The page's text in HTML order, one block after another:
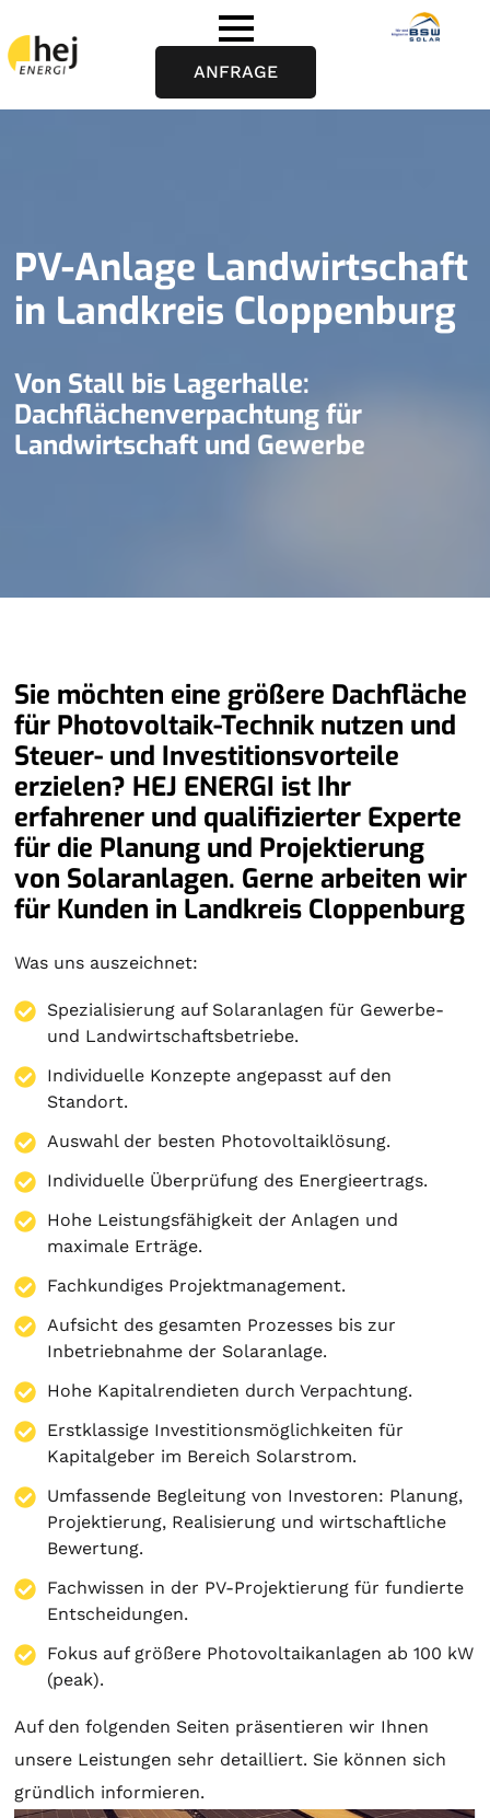
ANFRAGE
PV-Anlage Landwirtschaft
in Landkreis Cloppenburg
Von Stall bis Lagerhalle:
Dachflächenverpachtung für
Landwirtschaft und Gewerbe
Sie möchten eine größere Dachfläche
für Photovoltaik-Technik nutzen und
Steuer- und Investitionsvorteile
erzielen? HEJ ENERGI ist Ihr
erfahrener und qualifizierter Experte
für die Planung und Projektierung
von Solaranlagen. Gerne arbeiten wir
für Kunden in Landkreis Cloppenburg
Was uns auszeichnet:
Spezialisierung auf Solaranlagen für Gewerbe-
und Landwirtschaftsbetriebe.
Individuelle Konzepte angepasst auf den
Standort.
Auswahl der besten Photovoltaiklösung.
Individuelle Überprüfung des Energieertrags.
Hohe Leistungsfähigkeit der Anlagen und
maximale Erträge.
Fachkundiges Projektmanagement.
Aufsicht des gesamten Prozesses bis zur
Inbetriebnahme der Solaranlage.
Hohe Kapitalrendieten durch Verpachtung.
Erstklassige Investitionsmöglichkeiten für
Kapitalgeber im Bereich Solarstrom.
Umfassende Begleitung von Investoren: Planung,
Projektierung, Realisierung und wirtschaftliche
Bewertung.
Fachwissen in der PV-Projektierung für fundierte
Entscheidungen.
Fokus auf größere Photovoltaikanlagen ab 100 kW
(peak).
Auf den folgenden Seiten präsentieren wir Ihnen
unsere Leistungen sehr detailliert. Sie können sich
gründlich informieren.